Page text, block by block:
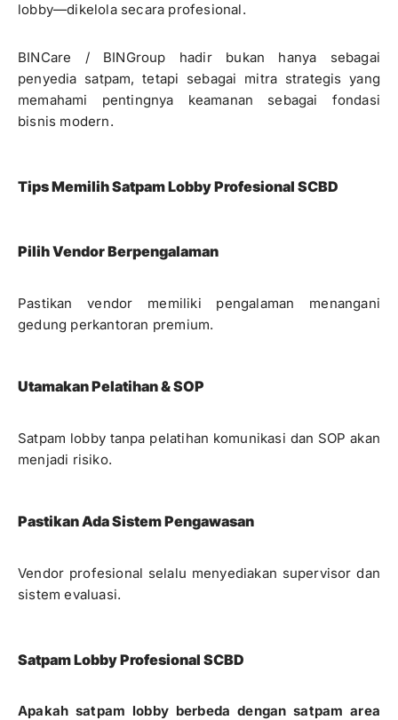
lobby—dikelola secara profesional.
BINCare / BINGroup hadir bukan hanya sebagai
penyedia satpam, tetapi sebagai mitra strategis yang
memahami pentingnya keamanan sebagai fondasi
bisnis modern.
Tips Memilih Satpam Lobby Profesional SCBD
Pilih Vendor Berpengalaman
Pastikan vendor memiliki pengalaman menangani
gedung perkantoran premium.
Utamakan Pelatihan & SOP
Satpam lobby tanpa pelatihan komunikasi dan SOP akan
menjadi risiko.
Pastikan Ada Sistem Pengawasan
Vendor profesional selalu menyediakan supervisor dan
sistem evaluasi.
Satpam Lobby Profesional SCBD
Apakah satpam lobby berbeda dengan satpam area